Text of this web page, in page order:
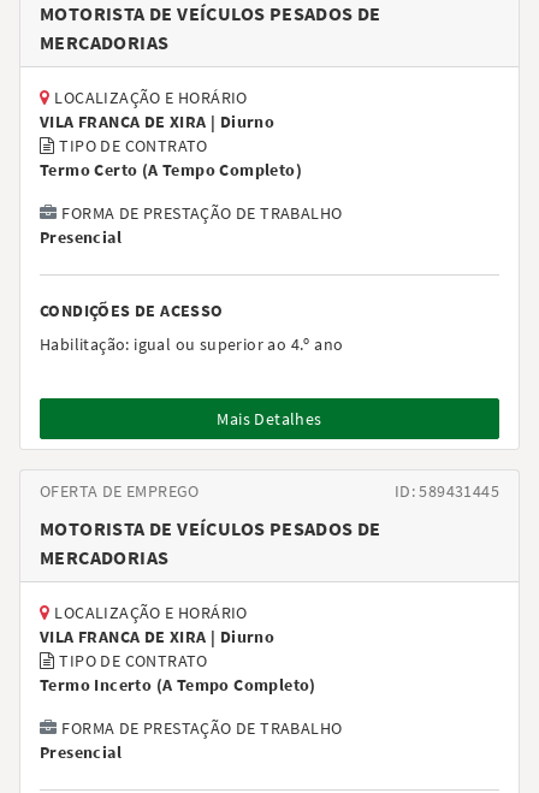
MOTORISTA DE VEÍCULOS PESADOS DE
MERCADORIAS
LOCALIZAÇÃO E HORÁRIO
VILA FRANCA DE XIRA | Diurno
TIPO DE CONTRATO
Termo Certo (A Tempo Completo)
FORMA DE PRESTAÇÃO DE TRABALHO
Presencial
CONDIÇÕES DE ACESSO
Habilitação: igual ou superior ao 4.º ano
Mais Detalhes
OFERTA DE EMPREGO ID: 589431445
MOTORISTA DE VEÍCULOS PESADOS DE
MERCADORIAS
LOCALIZAÇÃO E HORÁRIO
VILA FRANCA DE XIRA | Diurno
TIPO DE CONTRATO
Termo Incerto (A Tempo Completo)
FORMA DE PRESTAÇÃO DE TRABALHO
Presencial